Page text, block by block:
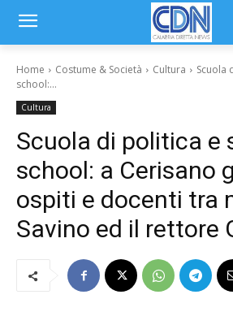
Home Costume & Società Cultura
Scuola
school:...
Cultura
Scuola di politica e
school: a Cerisano
ospiti e docenti tra
Savino ed il rettore